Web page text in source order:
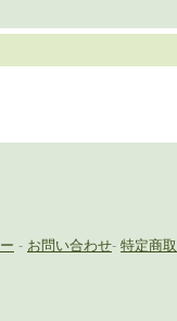
- お問い合わせ- 特定商